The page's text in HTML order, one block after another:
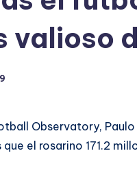
o
a
y
valioso
Observatory,
el rosarino 171.2